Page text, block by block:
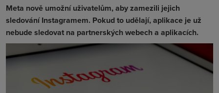
Meta nově umožní uživatelům, aby zamezili jejich
sledování Instagramem. Pokud to udělají, aplikace je už
nebude sledovat na partnerských webech a aplikacích.